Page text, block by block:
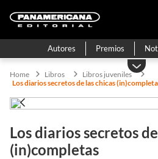
Autores Premios
Libros
Libros juveniles
Los diarios secretos de las chicas
Los diarios secretos
(in)completas